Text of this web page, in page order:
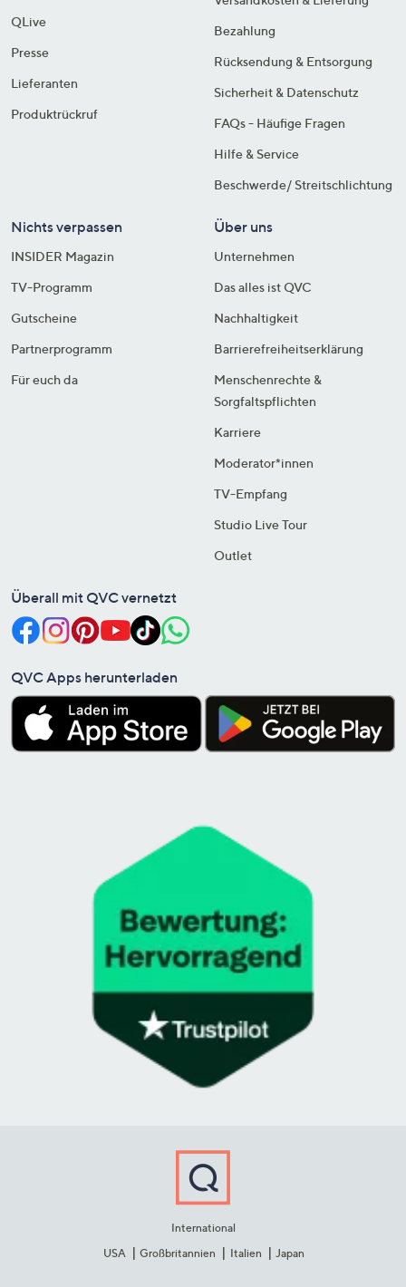
QLive
Presse
Lieferanten
Produktrückruf
Bezahlung
Rücksendung & Entsorgung
Sicherheit & Datenschutz
FAQs - Häufige Fragen
Hilfe & Service
Beschwerde/ Streitschlichtung
Nichts verpassen
INSIDER Magazin
TV-Programm
Gutscheine
Partnerprogramm
Für euch da
Über uns
Unternehmen
Das alles ist QVC
Nachhaltigkeit
Barrierefreiheitserklärung
Menschenrechte &
Sorgfaltspflichten
Karriere
Moderator*innen
TV-Empfang
Studio Live Tour
Outlet
Überall mit QVC vernetzt
QVC Apps herunterladen
International
USA
Großbritannien Italien Japan